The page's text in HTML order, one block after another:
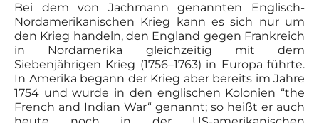
Bei dem von Jachmann genannten Englisch-
Nordamerikanischen Krieg kann es sich nur um
den Krieg handeln, den England gegen Frankreich
in Nordamerika gleichzeitig mit dem
Siebenjährigen Krieg (1756–1763) in Europa führte.
In Amerika begann der Krieg aber bereits im Jahre
1754 und wurde in den englischen Kolonien “the
French and Indian War“ genannt; so heißt er auch